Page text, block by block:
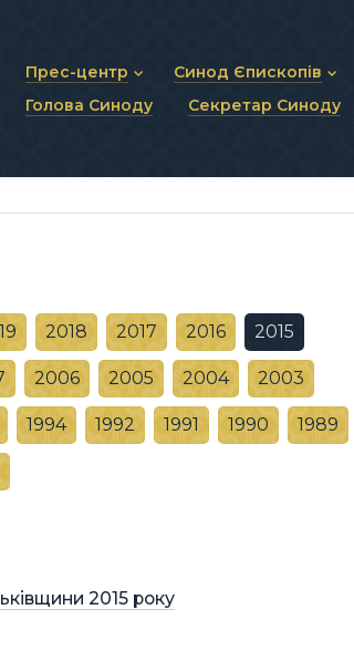
Прес-центр
Новини та анонси
Синод Єпископів
Статут Синоду Єпископів
Синодальні органи
Голова Синоду Секретар Синоду
2018 2017 2016 2015
2006 2005 2004 2003
1994 1992 1991 1990 1989
2015 року